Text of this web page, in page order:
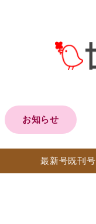
お知らせ
最新号既刊号